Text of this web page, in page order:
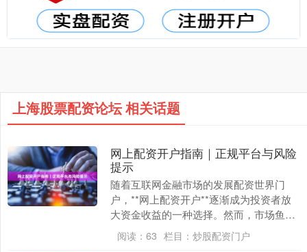
上海股票配资论坛 相关话题
网上配资开户指南｜正规平台与风险
提示
随着互联网金融市场的发展配资世界门
户，**网上配资开户**逐渐成为投资者放
大资金收益的一种选择。然而，市场鱼龙
混杂，如何在众多平台中识别**正规配资
平台**，并....
阅读： 63 栏目： 炒股配资门户